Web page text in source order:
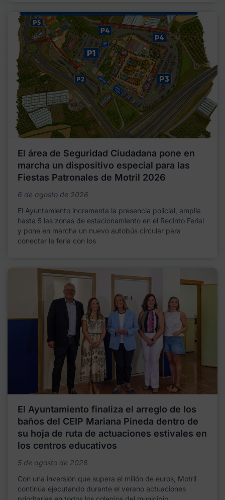
El área de Seguridad Ciudadana pone en
marcha un dispositivo especial para las
Fiestas Patronales de Motril 2026
6 de agosto de 2026
El Ayuntamiento incrementa la presencia policial, amplía
hasta 5 las zonas de estacionamiento en el Recinto Ferial
y pone en marcha un nuevo autobús circular para
conectar la feria con los
El Ayuntamiento finaliza el arreglo de los
baños del CEIP Mariana Pineda dentro de
su hoja de ruta de actuaciones estivales en
los centros educativos
5 de agosto de 2026
Con una inversión que supera el millón de euros, Motril
continúa ejecutando durante el verano actuaciones